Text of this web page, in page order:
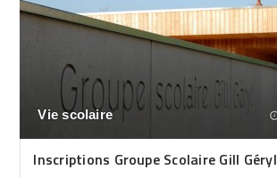
Vie scolaire
Inscriptions Groupe Scolaire Gill Géryl